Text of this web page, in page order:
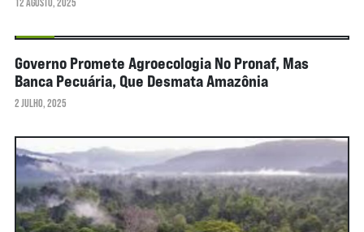
Governo Promete Agroecologia No Pronaf, Mas
Banca Pecuária, Que Desmata Amazônia
2 JULHO, 2025